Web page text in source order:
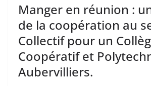
Manger en réunion :
de la coopération au
Collectif pour un
Coopératif et
Aubervilliers.